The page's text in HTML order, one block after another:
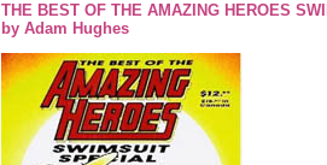
THE BEST OF THE AMAZING HEROES
by Adam Hughes